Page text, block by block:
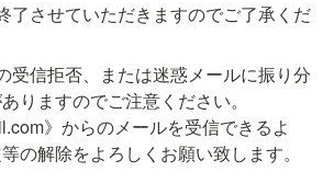
了させていただきますのでご了承くだ
受信拒否、または迷惑メールに振り分
りますのでご注意ください。
》からのメールを受信できるよ
の解除をよろしくお願い致します。